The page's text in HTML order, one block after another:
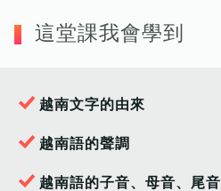
這堂課我會學到
越南文字的由來
越南語的聲調
越南語的子音、母音、尾音